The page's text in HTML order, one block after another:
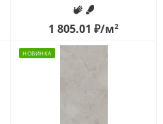
1 805.01 ₽/м2
НОВИНКА